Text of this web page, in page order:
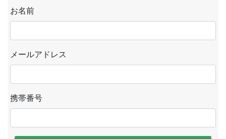
お名前
メールアドレス
携帯番号